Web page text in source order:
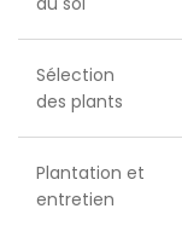
Sélection
des plants
Plantation et
entretien